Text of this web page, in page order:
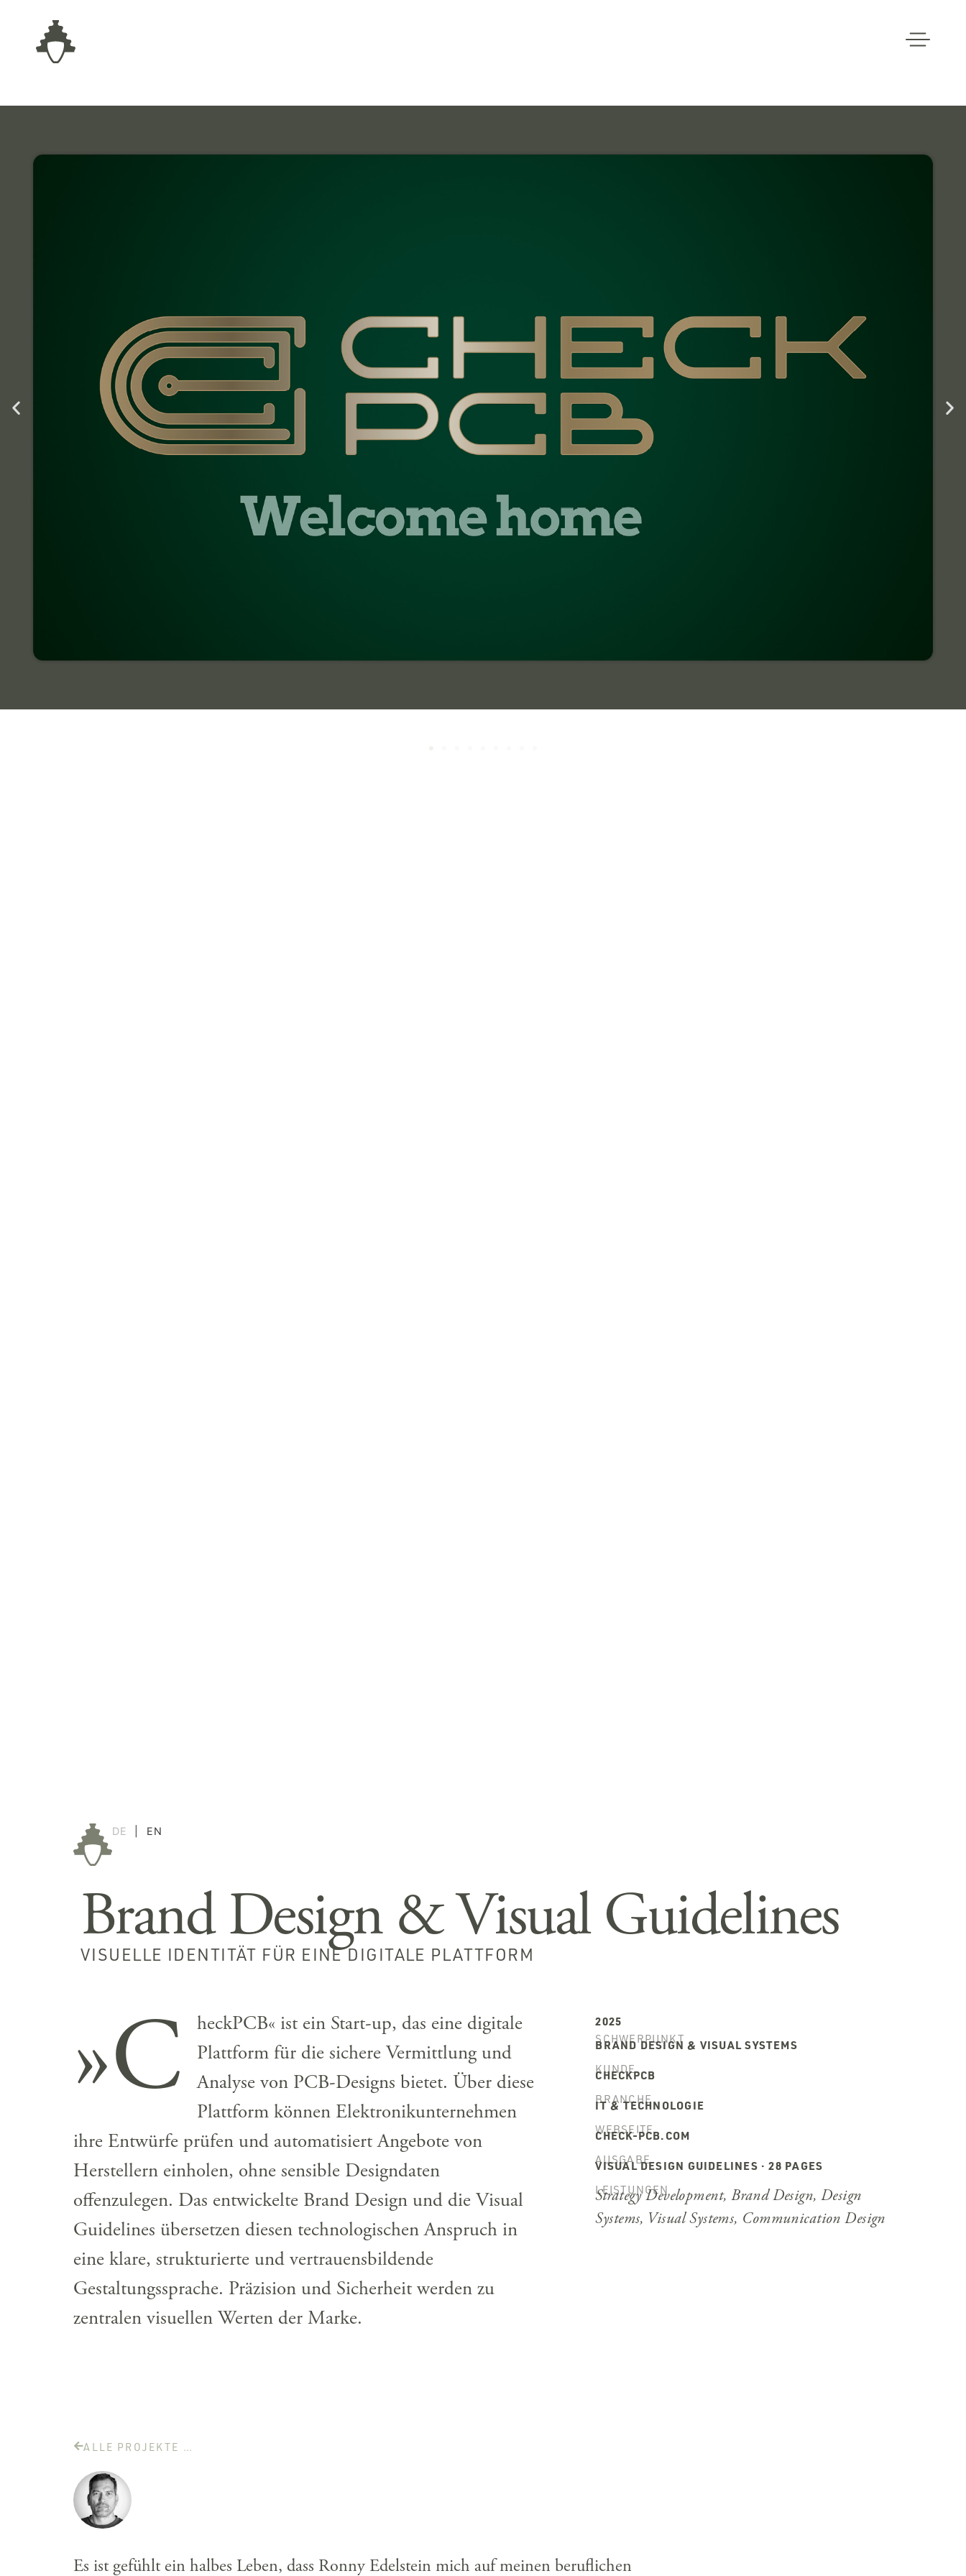
DE EN
Brand Design & Visual Guidelines
VISUELLE IDENTITÄT FÜR EINE DIGITALE PLATTFORM
»C
heckPCB« ist ein Start-up, das eine digitale
Plattform für die sichere Vermittlung und
Analyse von PCB-Designs bietet. Über diese
Plattform können Elektronikunternehmen
ihre Entwürfe prüfen und automatisiert Angebote von
Herstellern einholen, ohne sensible Designdaten
offenzulegen. Das entwickelte Brand Design und die Visual
Guidelines übersetzen diesen technologischen Anspruch in
eine klare, strukturierte und vertrauensbildende
Gestaltungssprache. Präzision und Sicherheit werden zu
zentralen visuellen Werten der Marke.
2025
SCHWERPUNKT
BRAND DESIGN & VISUAL SYSTEMS
KUNDE
CHECKPCB
BRANCHE
IT & TECHNOLOGIE
WEBSEITE
CHECK-PCB.COM
AUSGABE
VISUAL DESIGN GUIDELINES · 28 PAGES
LEISTUNGEN
Strategy Development, Brand Design, Design
Systems, Visual Systems, Communication Design
ALLE PROJEKTE …
Es ist gefühlt ein halbes Leben, dass Ronny Edelstein mich auf meinen beruflichen